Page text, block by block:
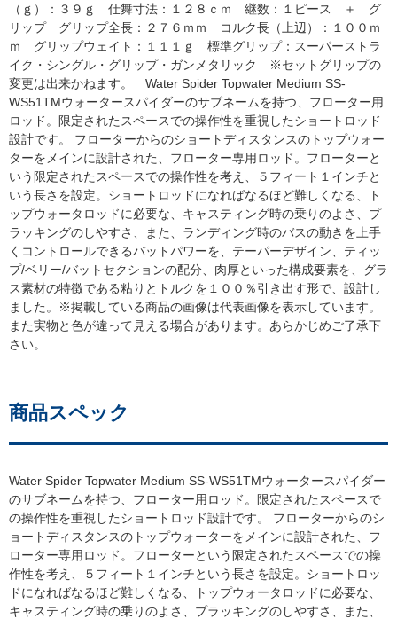
（ｇ）：３９ｇ 仕舞寸法：１２８ｃｍ 継数：１ピース ＋ グ
リップ グリップ全長：２７６ｍｍ コルク長（上辺）：１００ｍ
ｍ グリップウェイト：１１１ｇ 標準グリップ：スーパーストラ
イク・シングル・グリップ・ガンメタリック ※セットグリップの
変更は出来かねます。 Water Spider Topwater Medium SS-
WS51TMウォータースパイダーのサブネームを持つ、フローター用
ロッド。限定されたスペースでの操作性を重視したショートロッド
設計です。 フローターからのショートディスタンスのトップウォー
ターをメインに設計された、フローター専用ロッド。フローターと
いう限定されたスペースでの操作性を考え、５フィート１インチと
いう長さを設定。ショートロッドになればなるほど難しくなる、ト
ップウォータロッドに必要な、キャスティング時の乗りのよさ、プ
ラッキングのしやすさ、また、ランディング時のバスの動きを上手
くコントロールできるバットパワーを、テーパーデザイン、ティッ
プ/ベリー/バットセクションの配分、肉厚といった構成要素を、グラ
ス素材の特徴である粘りとトルクを１００％引き出す形で、設計し
ました。※掲載している商品の画像は代表画像を表示しています。
また実物と色が違って見える場合があります。あらかじめご了承下
さい。
商品スペック
Water Spider Topwater Medium SS-WS51TMウォータースパイダー
のサブネームを持つ、フローター用ロッド。限定されたスペースで
の操作性を重視したショートロッド設計です。 フローターからのシ
ョートディスタンスのトップウォーターをメインに設計された、フ
ローター専用ロッド。フローターという限定されたスペースでの操
作性を考え、５フィート１インチという長さを設定。ショートロッ
ドになればなるほど難しくなる、トップウォータロッドに必要な、
キャスティング時の乗りのよさ、プラッキングのしやすさ、また、